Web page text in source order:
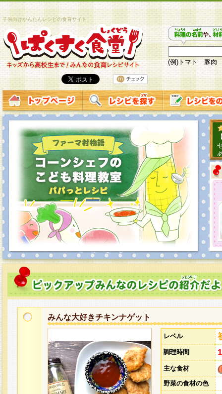
子供向けかんたんレシピの食育サイト
(例)トマト 豚肉
みんな大好きチキンナゲット
レベル
調理時間
主な食材
野菜の食材の色